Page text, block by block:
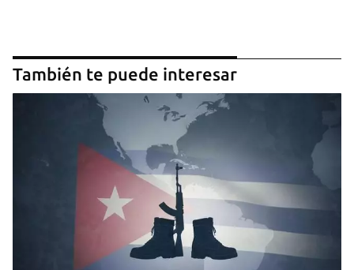
Guardar como favorito
Para poder guardar como favorito, primero has de
iniciar sesión con tu cuenta de 14ymedio.
También te puede interesar